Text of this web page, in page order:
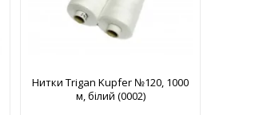
Нитки Trigan Kupfer №120, 1000
м, білий (0002)